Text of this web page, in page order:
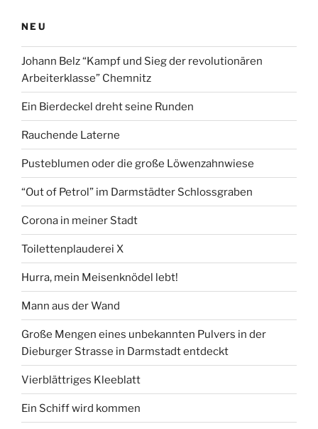
Mathildenhöhe
in
Darmstadt
aus
Rindertalg“
NEU
Johann Belz “Kampf und Sieg der revolutionären
Arbeiterklasse” Chemnitz
Ein Bierdeckel dreht seine Runden
Rauchende Laterne
Pusteblumen oder die große Löwenzahnwiese
“Out of Petrol” im Darmstädter Schlossgraben
Corona in meiner Stadt
Toilettenplauderei X
Hurra, mein Meisenknödel lebt!
Mann aus der Wand
Große Mengen eines unbekannten Pulvers in der
Dieburger Strasse in Darmstadt entdeckt
Vierblättriges Kleeblatt
Ein Schiff wird kommen